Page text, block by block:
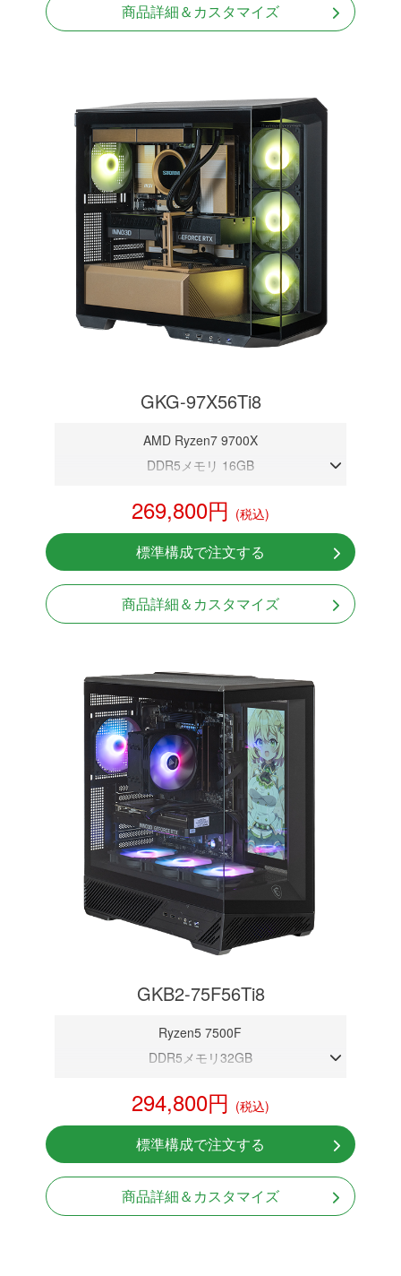
商品詳細＆カスタマイズ
GKG-97X56Ti8
AMD Ryzen7 9700X
DDR5メモリ 16GB
NVMeSSD 1TB
無線LAN Bluetooth対応
Windows11 Home 64bit
269,800円 (税込)
標準構成で注文する
商品詳細＆カスタマイズ
GKB2-75F56Ti8
Ryzen5 7500F
DDR5メモリ32GB
NVMeSSD 1TB
無線LAN Bluetooth対応
Windows11 Home 64bit
LCDスクリーン搭載
294,800円 (税込)
標準構成で注文する
商品詳細＆カスタマイズ